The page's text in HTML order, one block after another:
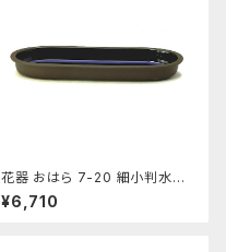
花器 おはら 7-20 細小判水盤
（流円） 花瓶 フラワーベース 水
盤
¥6,710